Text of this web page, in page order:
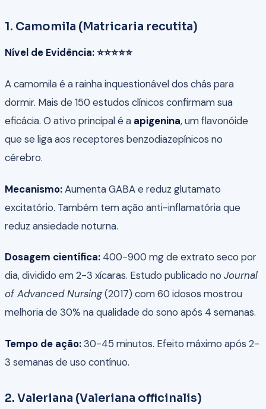
1. Camomila (Matricaria recutita)
Nível de Evidência: ⭐⭐⭐⭐⭐
A camomila é a rainha inquestionável dos chás para
dormir. Mais de 150 estudos clínicos confirmam sua
eficácia. O ativo principal é a apigenina, um flavonóide
que se liga aos receptores benzodiazepínicos no
cérebro.
Mecanismo:Aumenta GABA e reduz glutamato
excitatório. Também tem ação anti-inflamatória que
reduz ansiedade noturna.
Dosagem científica: 400-900 mg de extrato seco por
dia, dividido em 2-3 xícaras. Estudo publicado no Journal
of Advanced Nursing(2017) com 60 idosos mostrou
melhoria de 30% na qualidade do sono após 4 semanas.
Tempo de ação:30-45 minutos. Efeito máximo após 2-
3 semanas de uso contínuo.
2. Valeriana (Valeriana officinalis)